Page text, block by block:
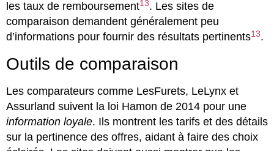
les taux de remboursement13. Les sites de
comparaison demandent généralement peu
d’informations pour fournir des résultats pertinents13.
Outils de comparaison
Les comparateurs comme LesFurets, LeLynx et
Assurland suivent la loi Hamon de 2014 pour une
information loyale. Ils montrent les tarifs et des détails
sur la pertinence des offres, aidant à faire des choix